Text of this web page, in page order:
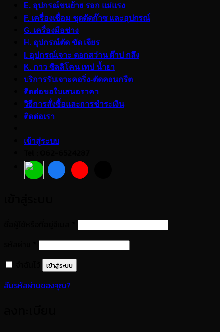
E. อุปกรณ์ขนย้าย รอก แม่แรง
F. เครื่องเชื่อม ชุดตัดก๊าซ และอุปกรณ์
G. เครื่องมือช่าง
H. อุปกรณ์ตัด ขัด เจียร
I. อุปกรณ์เจาะ ดอกสว่าน ต๊าป กลึง
K. กาว ซิลลิโคน เทป น้ำยา
บริการรับเจาะคอริ่ง-ตัดคอนกรีต
ติดต่อขอใบเสนอราคา
วิธีการสั่งซื้อและการชำระเงิน
ติดต่อเรา
เข้าสู่ระบบ
ต้องการ
ต้องการ
เข้าสู่ระบบ
ลืมรหัสผ่านของคุณ?